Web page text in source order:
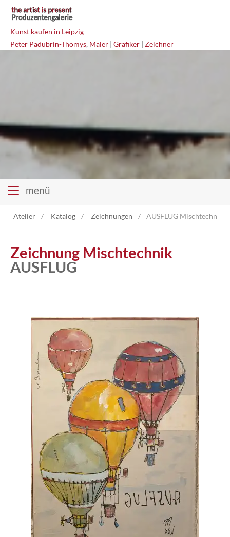
Kunst kaufen in Leipzig
Peter Padubrin-Thomys, Maler | Grafiker | Zeichner
menü
Atelier
Vita
News
Kontakt
Atelier Katalog Zeichnungen AUSFLUG Mischtechnik
Zeichnung Mischtechnik
AUSFLUG